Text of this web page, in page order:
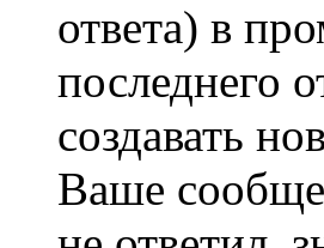
ответа) в
последнего
создавать
Ваше